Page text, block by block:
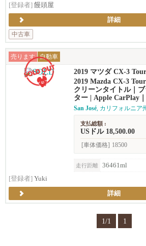
[登録者] 饅頭屋
詳細
中古車
売ります 自動車
2019 マツダ CX-3
2019 Mazda CX-3
クリーンタイトル｜
ター | Apple CarPlay
San José, カリフォルニア
支払総額 :
USドル 18,500.00
[車体価格] 18500
走行距離
36461ml
[登録者] Yuki
詳細
1/1 1